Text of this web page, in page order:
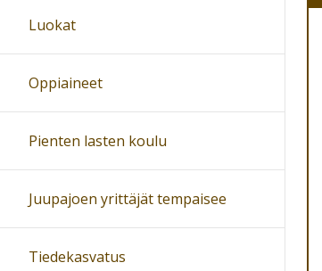
Luokat
Oppiaineet
Pienten lasten koulu
Juupajoen yrittäjät tempaisee
Tiedekasvatus